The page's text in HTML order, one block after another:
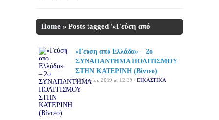
Home » Posts tagged '«Γεύση από
«Γεύση από Ελλάδα» – 2ο
ΣΥΝΑΠΑΝΤΗΜΑ ΠΟΛΙΤΙΣΜΟΥ
ΣΤΗΝ ΚΑΤΕΡΙΝΗ (Βίντεο)
12 Ιουνίου 2019 at 12:39 / ΕΙΚΑΣΤΙΚΑ